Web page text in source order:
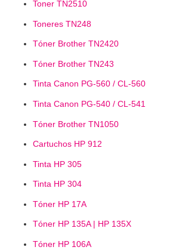
Toner TN2510
Toneres TN248
Tóner Brother TN2420
Tóner Brother TN243
Tinta Canon PG-560 / CL-560
Tinta Canon PG-540 / CL-541
Tóner Brother TN1050
Cartuchos HP 912
Tinta HP 305
Tinta HP 304
Tóner HP 17A
Tóner HP 135A | HP 135X
Tóner HP 106A